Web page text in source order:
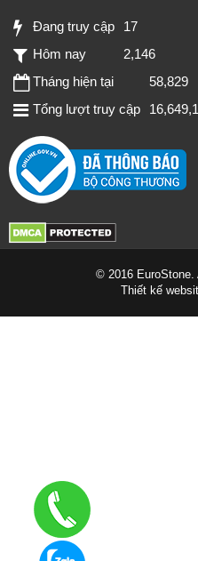
Đang truy cập
17
Hôm nay
2,146
Tháng hiện tại
58,829
Tổng lượt truy cập
© 2016 EuroStone.
Thiết kế